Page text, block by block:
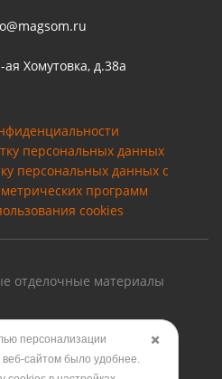
ая Хомутовка, д.38а
персональных данных
персональных данных с
программ
cookies
отделочные материалы
для печати
✖️
персонализации
веб-сайтом было удобнее.